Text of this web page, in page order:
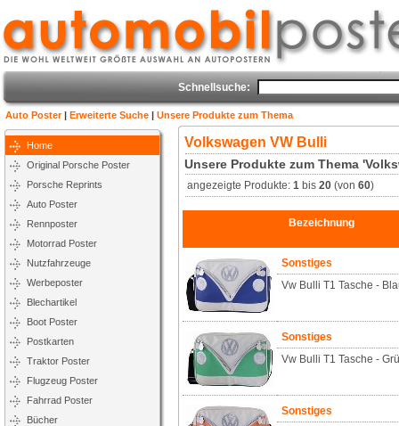
Schnellsuche:
Auto Poster| Erweiterte Suche | Unsere Produkte zum Thema
Home
Original Porsche Poster
Porsche Reprints
Auto Poster
Rennposter
Motorrad Poster
Nutzfahrzeuge
Werbeposter
Blechartikel
Boot Poster
Postkarten
Traktor Poster
Flugzeug Poster
Fahrrad Poster
Bücher
Volkswagen VW Bulli
Unsere Produkte zum Thema
angezeigte Produkte:1 bis20 (von60)
Bezeichnung
Sonstiges
Vw Bulli T1 Tasche -
Sonstiges
Vw Bulli T1 Tasche -
Sonstiges